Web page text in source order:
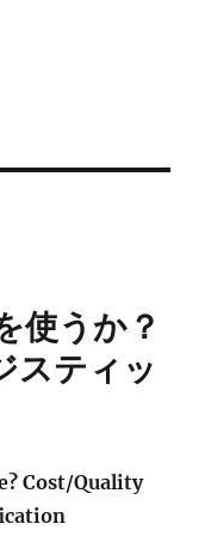
使うか？
スティッ
Cost/Quality